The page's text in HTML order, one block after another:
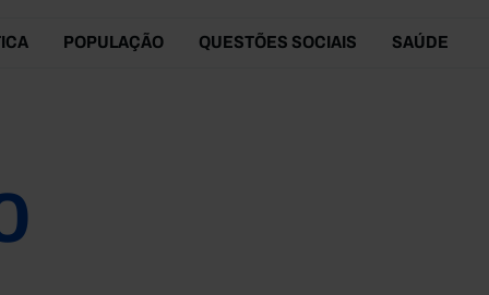
POPULAÇÃO QUESTÕES SOCIAIS SAÚDE